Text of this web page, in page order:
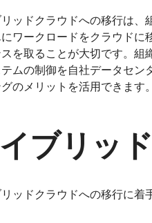
ッドクラウドへの移行は、
ワークロードをクラウド
を取ることが大切です。組
ムの制御を自社データセ
のメリットを活用できます。
ブリッ
ッドクラウドへの移行に着